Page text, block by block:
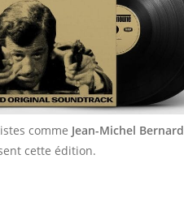
comme Jean-Michel Bernard
cette édition.